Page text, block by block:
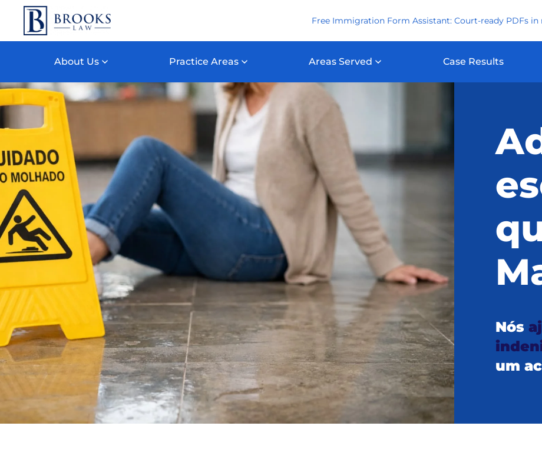
Skip to main content
Free Immigration Form Assistant: Court-ready PDFs in
About Us Practice Areas Areas Served Case Results
Nós
um